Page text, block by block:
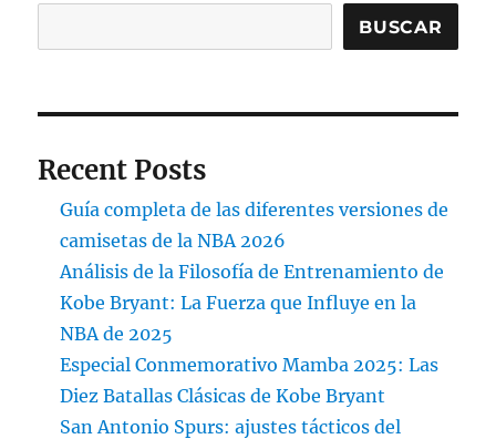
BUSCAR
Recent Posts
Guía completa de las diferentes versiones de
camisetas de la NBA 2026
Análisis de la Filosofía de Entrenamiento de
Kobe Bryant: La Fuerza que Influye en la
NBA de 2025
Especial Conmemorativo Mamba 2025: Las
Diez Batallas Clásicas de Kobe Bryant
San Antonio Spurs: ajustes tácticos del